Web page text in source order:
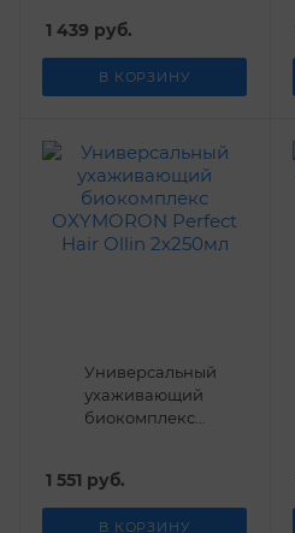
Urtekram 250
мл
1 439 руб.
В КОРЗИНУ
Универсальный
ухаживающий
биокомплекс
Ollin 2х250мл
1 551 руб.
В КОРЗИНУ